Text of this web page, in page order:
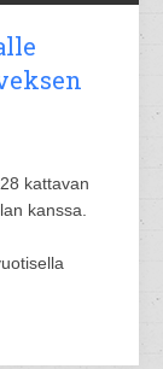
kattavan
kanssa.